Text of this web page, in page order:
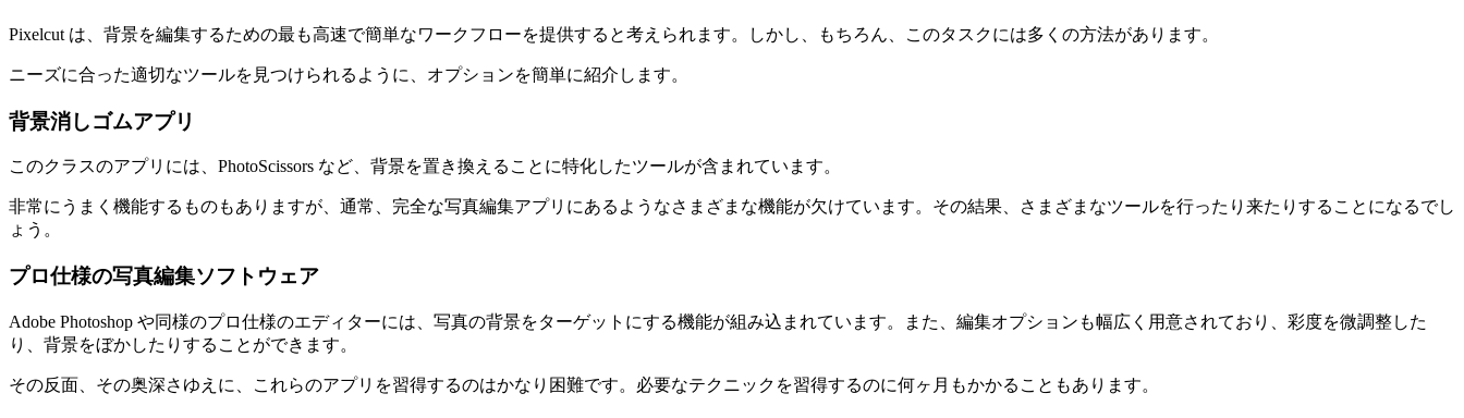
Pixelcut は、背景を編集するための最も高速で簡単なワークフローを提供すると考えられます。しかし、もちろん、このタスクには多くの方法があります。
ニーズに合った適切なツールを見つけられるように、オプションを簡単に紹介します。
背景消しゴムアプリ
このクラスのアプリには、PhotoScissors など、背景を置き換えることに特化したツールが含まれています。
非常にうまく機能するものもありますが、通常、完全な写真編集アプリにあるようなさまざまな機能が欠けています。その結果、さまざまなツールを行ったり来たりすることになるでし
ょう。
プロ仕様の写真編集ソフトウェア
Adob​​e Photoshop や同様のプロ仕様のエディターには、写真の背景をターゲットにする機能が組み込まれています。また、編集オプションも幅広く用意されており、彩度を微調整した
り、背景をぼかしたりすることができます。
その反面、その奥深さゆえに、これらのアプリを習得するのはかなり困難です。必要なテクニックを習得するのに何ヶ月もかかることもあります。